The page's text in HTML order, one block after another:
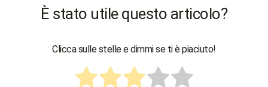
È stato utile questo articolo?
Clicca sulle stelle e dimmi se ti è piaciuto!